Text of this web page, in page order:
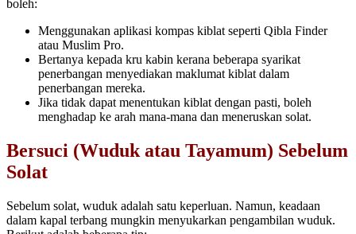
boleh:
Menggunakan aplikasi kompas kiblat seperti Qibla Finder
atau Muslim Pro.
Bertanya kepada kru kabin kerana beberapa syarikat
penerbangan menyediakan maklumat kiblat dalam
penerbangan mereka.
Jika tidak dapat menentukan kiblat dengan pasti, boleh
menghadap ke arah mana-mana dan meneruskan solat.
Bersuci (Wuduk atau Tayamum) Sebelum
Solat
Sebelum solat, wuduk adalah satu keperluan. Namun, keadaan
dalam kapal terbang mungkin menyukarkan pengambilan wuduk.